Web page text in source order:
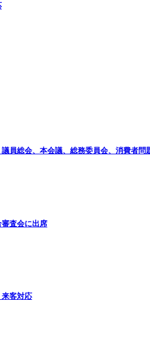
員総会、本会議、総務委員会、消費者
査会に出席
来客対応